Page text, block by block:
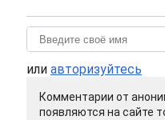
или авторизуйтесь
Комментарии от
появляются на сайте